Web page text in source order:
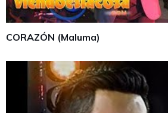
CORAZÓN (Maluma)